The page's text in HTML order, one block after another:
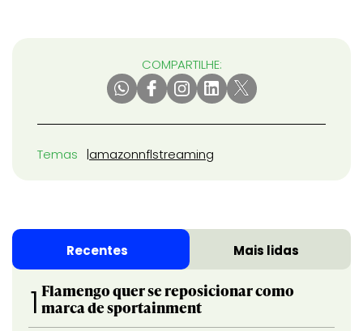
COMPARTILHE:
Temas amazonnflstreaming
Recentes Mais lidas
1 Flamengo quer se reposicionar como
marca de sportainment